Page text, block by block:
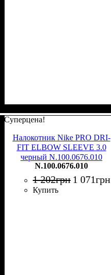
Суперцена!
Налокотник Nike PRO DRI-
FIT ELBOW SLEEVE 3.0
черный N.100.0676.010
N.100.0676.010
1 202грн 1 071грн
Купить